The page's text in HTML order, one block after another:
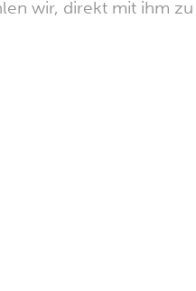
wir, direkt mit ihm